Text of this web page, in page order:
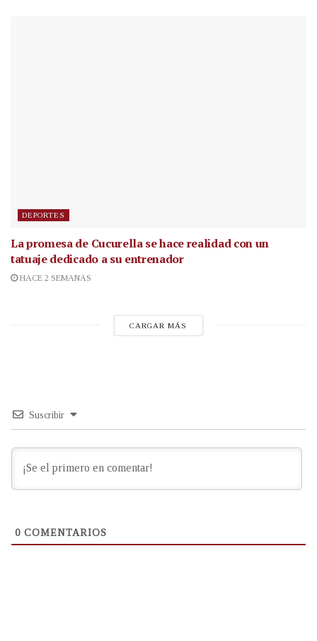
DEPORTES
La promesa de Cucurella se hace realidad con un
tatuaje dedicado a su entrenador
HACE 2 SEMANAS
CARGAR MÁS
Suscribir
0 COMENTARIOS